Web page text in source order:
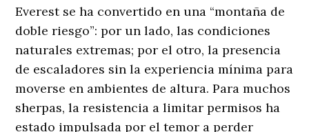
Everest se ha convertido en una “montaña de
doble riesgo”: por un lado, las condiciones
naturales extremas; por el otro, la presencia
de escaladores sin la experiencia mínima para
moverse en ambientes de altura. Para muchos
sherpas, la resistencia a limitar permisos ha
estado impulsada por el temor a perder